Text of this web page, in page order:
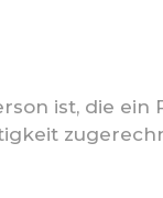
ist, die ein